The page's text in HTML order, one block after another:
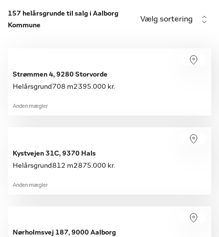
157 helårsgrunde til salg i Aalborg
Kommune
Vælg sortering
Strømmen 4, 9280 Storvorde
Helårsgrund 708 m2 395.000 kr.
Anden mægler
Kystvejen 31C, 9370 Hals
Helårsgrund812 m2875.000 kr.
Anden mægler
Nørholmsvej 187, 9000 Aalborg